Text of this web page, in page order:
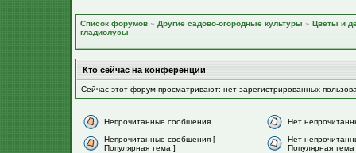
Список форумов » Другие садово-огородные культуры » Цветы и
гладиолусы
Кто сейчас на конференции
Сейчас этот форум просматривают: нет зарегистрированных
Непрочитанные сообщения
Нет
Непрочитанные сообщения [
Популярная тема ]
Нет
Популярная тема